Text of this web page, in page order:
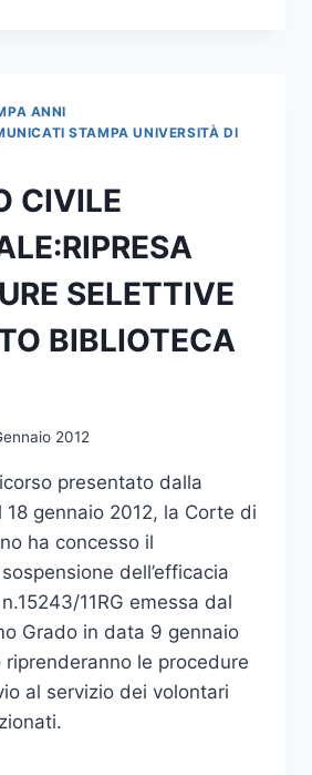
ANNI
STAMPA UNIVERSITÀ DI
CIVILE
SELETTIVE
BIBLIOTECA
2012
presentato dalla
18 gennaio 2012, la Corte di
ha concesso il
dell’efficacia
11RG emessa dal
Grado in data 9 gennaio
riprenderanno le procedure
al servizio dei volontari